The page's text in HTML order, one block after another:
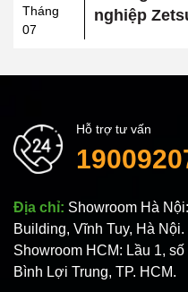
Tháng
07
nghiệp
Hỗ trợ tư vấn
Địa chỉ: Showroom Hà
Building, Vĩnh Tuy, Hà Nội.
Showroom HCM: Lầu 1,
Bình Lợi Trung, TP. HCM.